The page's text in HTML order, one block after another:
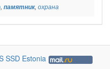
, памятник, охрана
SSD Estonia